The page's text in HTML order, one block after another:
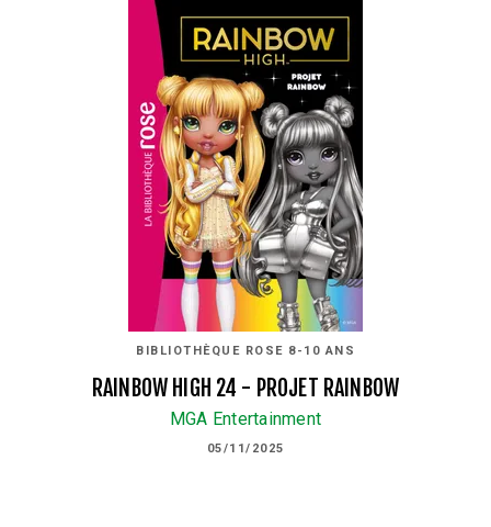
BIBLIOTHÈQUE ROSE 8-10 ANS
RAINBOW HIGH 24 - PROJET RAINBOW
MGA Entertainment
05/11/2025